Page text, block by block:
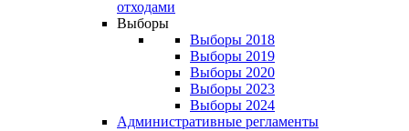
отходами
Выборы
Выборы 2018
Выборы 2019
Выборы 2020
Выборы 2023
Выборы 2024
Административные регламенты